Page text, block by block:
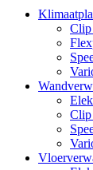
Clip
Clip